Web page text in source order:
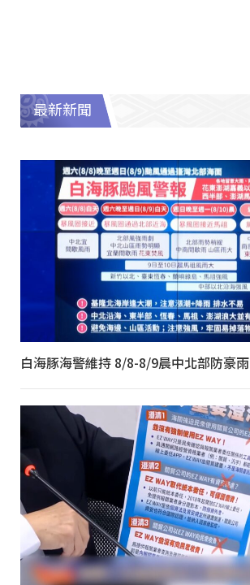
最新新聞
白海豚海警維持 8/8-8/9晨中北部防豪雨